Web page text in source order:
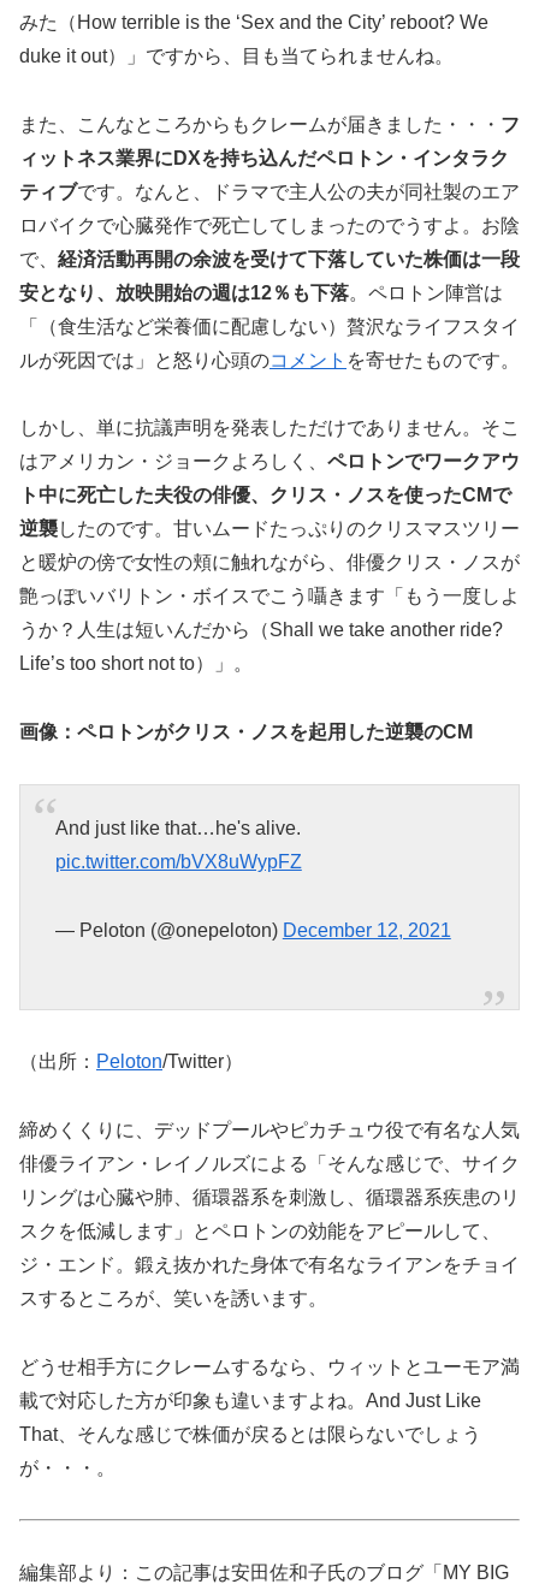
みた（How terrible is the ‘Sex and the City’ reboot? We
duke it out）」ですから、目も当てられませんね。
また、こんなところからもクレームが届きました・・・ フ
ィットネス業界にDXを持ち込んだペロトン・インタラク
ティブです。なんと、ドラマで主人公の夫が同社製のエア
ロバイクで心臓発作で死亡してしまったのでうすよ。お陰
で、 経済活動再開の余波を受けて下落していた株価は一段
安となり、放映開始の週は12％も下落。ペロトン陣営は
「（食生活など栄養価に配慮しない）贅沢なライフスタイ
ルが死因では」と怒り心頭のコメント を寄せたものです。
しかし、単に抗議声明を発表しただけでありません。そこ
はアメリカン・ジョークよろしく、 ペロトンでワークアウ
ト中に死亡した夫役の俳優、クリス・ノスを使ったCMで
逆襲したのです。甘いムードたっぷりのクリスマスツリー
と暖炉の傍で女性の頬に触れながら、俳優クリス・ノスが
艶っぽいバリトン・ボイスでこう囁きます「もう一度しよ
うか？人生は短いんだから（Shall we take another ride?
Life’s too short not to）」。
画像：ペロトンがクリス・ノスを起用した逆襲のCM
And just like that…he's alive.
pic.twitter.com/bVX8uWypFZ
— Peloton (@onepeloton) December 12, 2021
（出所： Peloton/Twitter）
締めくくりに、デッドプールやピカチュウ役で有名な人気
俳優ライアン・レイノルズによる「そんな感じで、サイク
リングは心臓や肺、循環器系を刺激し、循環器系疾患のリ
スクを低減します」とペロトンの効能をアピールして、
ジ・エンド。鍛え抜かれた身体で有名なライアンをチョイ
スするところが、笑いを誘います。
どうせ相手方にクレームするなら、ウィットとユーモア満
載で対応した方が印象も違いますよね。And Just Like
That、そんな感じで株価が戻るとは限らないでしょう
が・・・。
編集部より：この記事は安田佐和子氏のブログ「MY BIG